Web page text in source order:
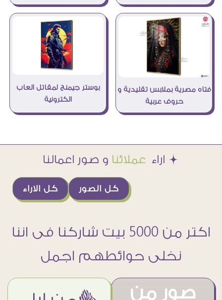
فتاه مصرية بملابس تقليدية و
حروف عربية
بوستر جيمنج لمقاتل العاب
الكترونية
Æ اراء عملائنا و صور اعمالنا
كل الاراء كل الصور
اكتر من 5000 بيت شاركنا فى اننا
نخلى حوائطهم اجمل
صور من